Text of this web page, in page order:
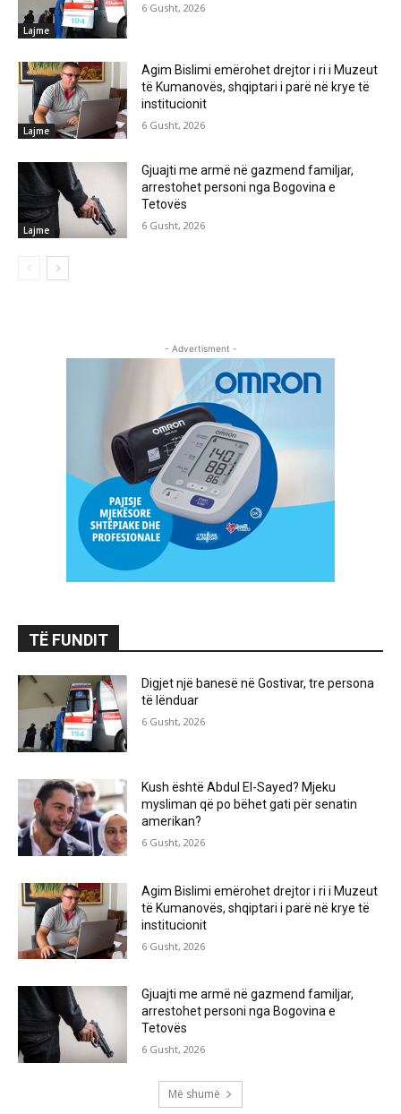
Lajme
6 Gusht, 2026
Lajme
Agim Bislimi emërohet drejtor i ri i Muzeut
të Kumanovës, shqiptari i parë në krye të
institucionit
6 Gusht, 2026
Lajme
Gjuajti me armë në gazmend familjar,
arrestohet personi nga Bogovina e
Tetovës
6 Gusht, 2026
- Advertisment -
TË FUNDIT
Digjet një banesë në Gostivar, tre persona
të lënduar
6 Gusht, 2026
Kush është Abdul El-Sayed? Mjeku
mysliman që po bëhet gati për senatin
amerikan?
6 Gusht, 2026
Agim Bislimi emërohet drejtor i ri i Muzeut
të Kumanovës, shqiptari i parë në krye të
institucionit
6 Gusht, 2026
Gjuajti me armë në gazmend familjar,
arrestohet personi nga Bogovina e
Tetovës
6 Gusht, 2026
Më shumë